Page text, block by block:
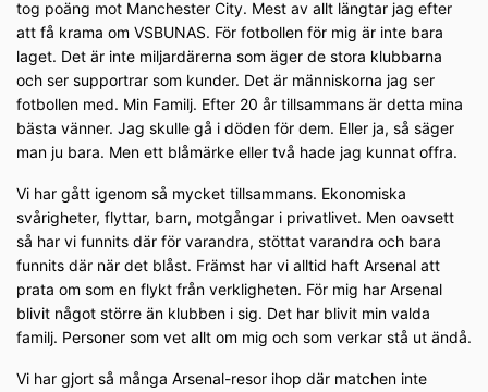
tog poäng mot Manchester City. Mest av allt längtar jag efter
att få krama om VSBUNAS. För fotbollen för mig är inte bara
laget. Det är inte miljardärerna som äger de stora klubbarna
och ser supportrar som kunder. Det är människorna jag ser
fotbollen med. Min Familj. Efter 20 år tillsammans är detta mina
bästa vänner. Jag skulle gå i döden för dem. Eller ja, så säger
man ju bara. Men ett blåmärke eller två hade jag kunnat offra.
Vi har gått igenom så mycket tillsammans. Ekonomiska
svårigheter, flyttar, barn, motgångar i privatlivet. Men oavsett
så har vi funnits där för varandra, stöttat varandra och bara
funnits där när det blåst. Främst har vi alltid haft Arsenal att
prata om som en flykt från verkligheten. För mig har Arsenal
blivit något större än klubben i sig. Det har blivit min valda
familj. Personer som vet allt om mig och som verkar stå ut ändå.
Vi har gjort så många Arsenal-resor ihop där matchen inte